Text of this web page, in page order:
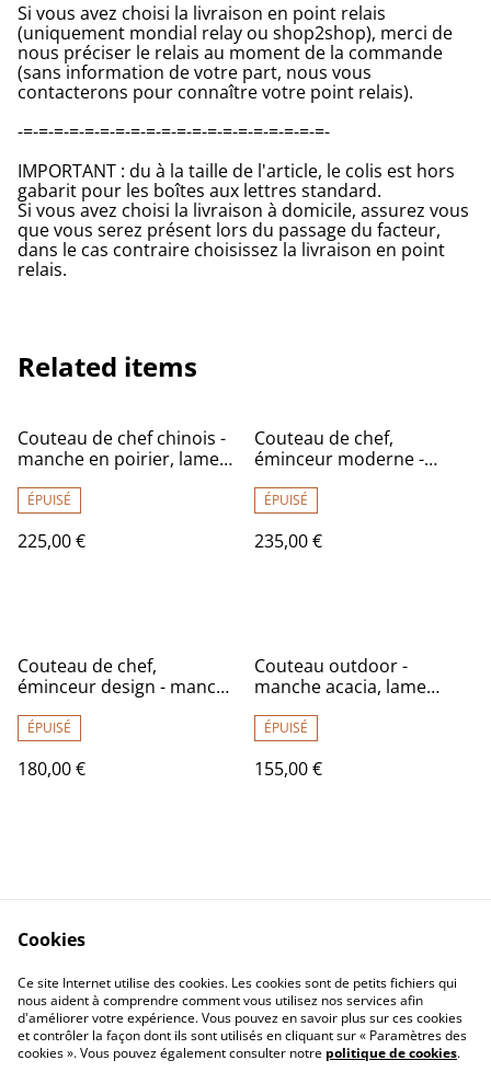
Si vous avez choisi la livraison en point relais
(uniquement mondial relay ou shop2shop), merci de
nous préciser le relais au moment de la commande
(sans information de votre part, nous vous
contacterons pour connaître votre point relais).
-=-=-=-=-=-=-=-=-=-=-=-=-=-=-=-=-=-=-=-=-
IMPORTANT : du à la taille de l'article, le colis est hors
gabarit pour les boîtes aux lettres standard.
Si vous avez choisi la livraison à domicile, assurez vous
que vous serez présent lors du passage du facteur,
dans le cas contraire choisissez la livraison en point
relais.
Related items
Couteau de chef chinois -
manche en poirier, lame
ÉPUISÉ
225,00 €
Couteau de chef,
éminceur moderne -
de qualité exceptionnelle,
lame carbone
ÉPUISÉ
235,00 €
Couteau de chef,
éminceur design - manche
exceptionnelle, lame
carbone
ÉPUISÉ
180,00 €
Couteau outdoor -
manche acacia, lame
ÉPUISÉ
155,00 €
Contact Us
Legal Terms
Privacy Policy
Cookie Policy
Cookies
Ce site Internet utilise des cookies. Les cookies sont de petits fichiers qui
nous aident à comprendre comment vous utilisez nos services afin
d'améliorer votre expérience. Vous pouvez en savoir plus sur ces cookies
et contrôler la façon dont ils sont utilisés en cliquant sur « Paramètres des
cookies ». Vous pouvez également consulter notre politique de cookies.